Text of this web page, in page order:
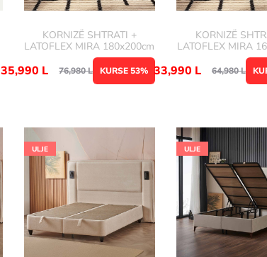
KORNIZË SHTRATI +
LATOFLEX MIRA 180x200cm
KURSE 53%
76,980L
35,990 L
KORNIZË
LATOFLEX MIRA
64,980L
33,990 L
ULJE ULJE